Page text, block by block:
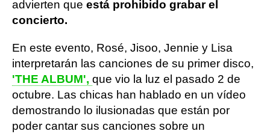
advierten que está prohibido grabar el
concierto.
En este evento, Rosé, Jisoo, Jennie y Lisa
interpretarán las canciones de su primer disco,
'THE ALBUM', que vio la luz el pasado 2 de
octubre. Las chicas han hablado en un vídeo
demostrando lo ilusionadas que están por
poder cantar sus canciones sobre un